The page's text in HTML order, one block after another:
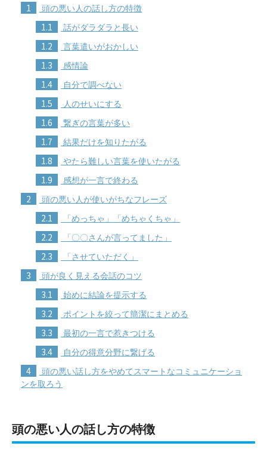
1 頭の悪い人の話し方の特徴
1.1 話がダラダラと長い
1.2 言葉遣いがおかしい
1.3 感情論
1.4 自分で調べない
1.5 人のせいにする
1.6 繋ぎの言葉が多い
1.7 結果だけを知りたがる
1.8 やたら難しい言葉を使いたがる
1.9 感想が一言で終わる
2 頭の悪い人が使いがちなフレーズ
2.1 「めっちゃ」「めちゃくちゃ」
2.2 「〇〇さんが言ってました」
2.3 「させていただく」
3 頭が良く見える会話のコツ
3.1 始めに結論を提示する
3.2 ポイントを絞って簡潔にまとめる
3.3 最初の一言で惹きつける
3.4 自分の得意分野に繋げる
4
頭の悪い話し方をやめてスマートなコミュニケーショ
ンを取ろう
頭の悪い人の話し方の特徴